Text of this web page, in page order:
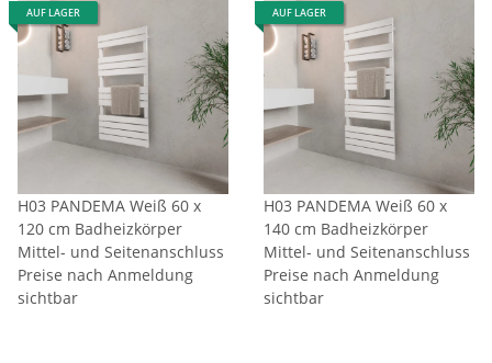
AUF LAGER
H03 PANDEMA Weiß 60 x
120 cm Badheizkörper
Mittel- und Seitenanschluss
Preise nach Anmeldung
sichtbar
AUF LAGER
H03 PANDEMA Weiß 60 x
140 cm Badheizkörper
Mittel- und Seitenanschluss
Preise nach Anmeldung
sichtbar